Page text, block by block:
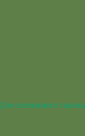
Для синеязыкого сцинка